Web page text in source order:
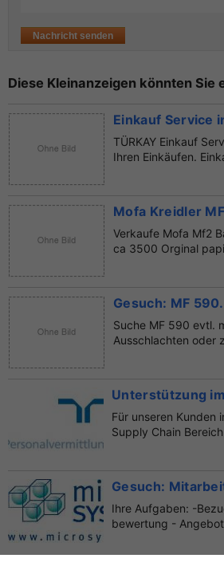
Diese Kleinanzeigen könnten Sie
Einkauf Service
TÜRKAY Einkauf
Ihren Einkäufen.
Mofa Kreidler
Verkaufe Mofa Mf2
ca 3500 Orginal
Gesuch: MF
Suche MF 590 evtl.
Ausschlachten oder
Unterstützung
Für unseren Kunden
Supply Chain
Gesuch:
Ihre Aufgaben: -
bewertung -